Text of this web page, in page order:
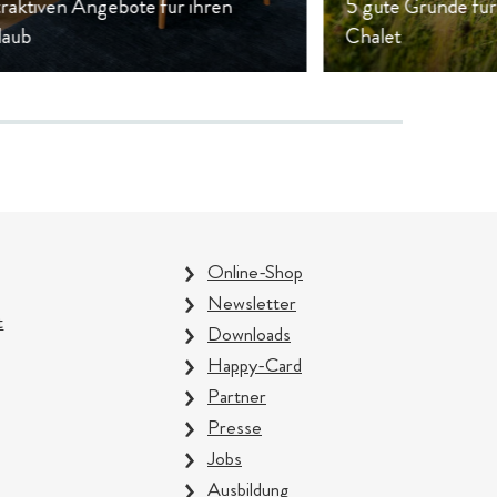
Angebote für ihren
5 gute Gründe
Chalet
Online-Shop
Newsletter
Downloads
Happy-Card
Partner
Presse
Jobs
Ausbildung